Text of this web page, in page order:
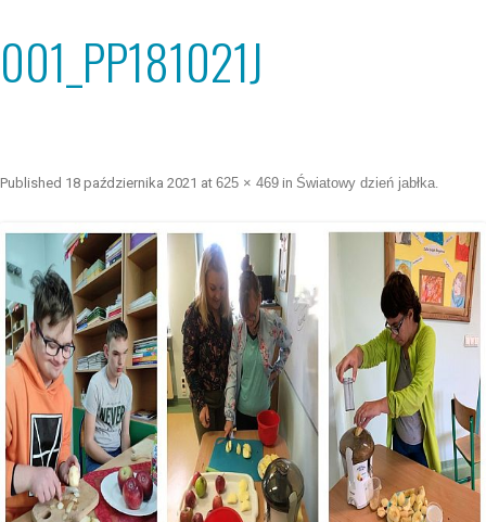
001_PP181021J
Published 18 października 2021 at 625 × 469 in Światowy dzień jabłka.